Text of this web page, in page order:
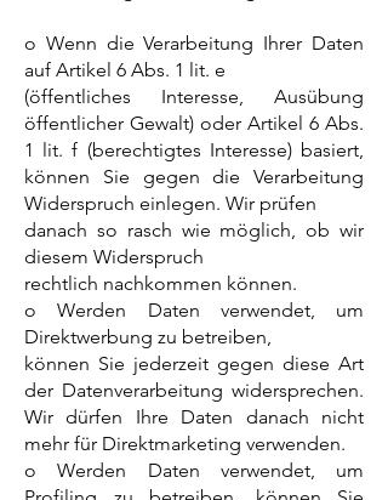
o Wenn die Verarbeitung Ihrer Daten
auf Artikel 6 Abs. 1 lit. e
(öffentliches Interesse, Ausübung
öffentlicher Gewalt) oder Artikel 6 Abs.
1 lit. f (berechtigtes Interesse) basiert,
können Sie gegen die Verarbeitung
Widerspruch einlegen. Wir prüfen
danach so rasch wie möglich, ob wir
diesem Widerspruch
rechtlich nachkommen können.
o Werden Daten verwendet, um
Direktwerbung zu betreiben,
können Sie jederzeit gegen diese Art
der Datenverarbeitung widersprechen.
Wir dürfen Ihre Daten danach nicht
mehr für Direktmarketing verwenden.
o Werden Daten verwendet, um